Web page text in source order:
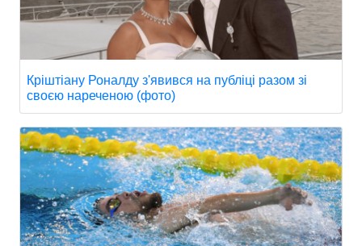
Кріштіану Роналду з'явився на публіці разом зі
своєю нареченою (фото)